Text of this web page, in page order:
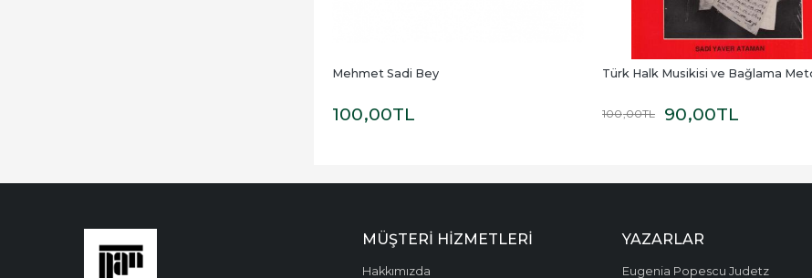
Mehmet Sadi Bey
100,00TL
Türk Halk Musikisi ve Bağlama
100,00TL 90,00TL
MÜŞTERI HIZMETLERI
Hakkımızda
YAZARLAR
Eugenia Popescu Judetz